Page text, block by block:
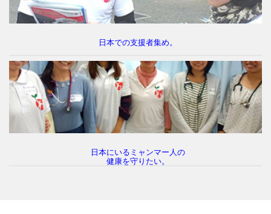
日本での支援者集め。
日本にいるミャンマー人の
健康を守りたい。
「ミンガラーバー（こんにちは）の精神
とは！」